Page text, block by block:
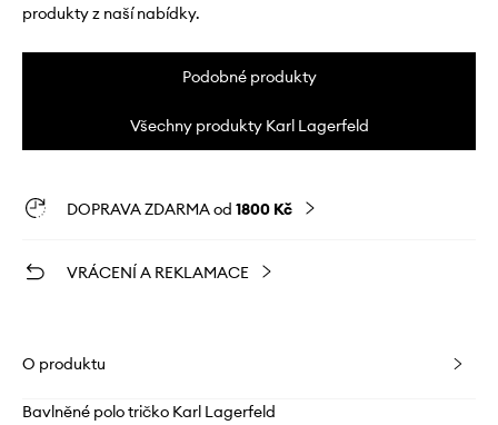
produkty z naší nabídky.
Podobné produkty
Všechny produkty Karl Lagerfeld
DOPRAVA ZDARMA od 1800 Kč
VRÁCENÍ A REKLAMACE
O produktu
Bavlněné polo tričko Karl Lagerfeld